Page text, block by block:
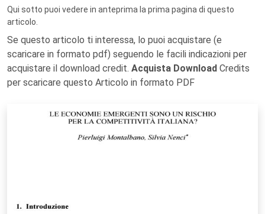
Qui sotto puoi vedere in anteprima la prima pagina di questo
articolo.
Se questo articolo ti interessa, lo puoi acquistare (e
scaricare in formato pdf) seguendo le facili indicazioni per
acquistare il download credit. Acquista Download Credits
per scaricare questo Articolo in formato PDF